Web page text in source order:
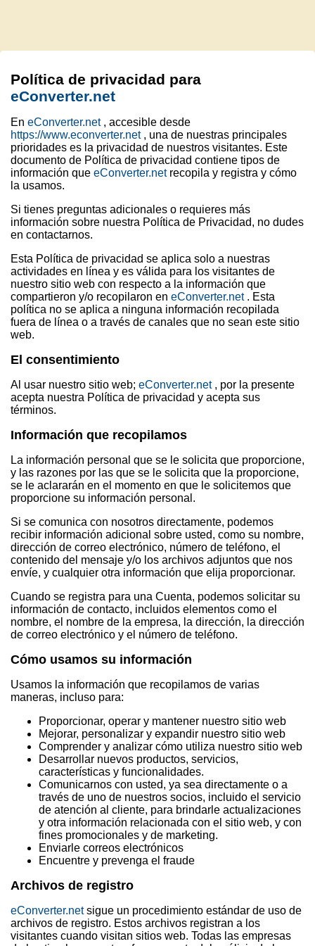
Política de privacidad para
eConverter.net
En eConverter.net, accesible desde
https://www.econverter.net, una de nuestras principales
prioridades es la privacidad de nuestros visitantes. Este
documento de Política de privacidad contiene tipos de
información que eConverter.netrecopila y registra y cómo
la usamos.
Si tienes preguntas adicionales o requieres más
información sobre nuestra Política de Privacidad, no dudes
en contactarnos.
Esta Política de privacidad se aplica solo a nuestras
actividades en línea y es válida para los visitantes de
nuestro sitio web con respecto a la información que
compartieron y/o recopilaron en eConverter.net. Esta
política no se aplica a ninguna información recopilada
fuera de línea o a través de canales que no sean este sitio
web.
El consentimiento
Al usar nuestro sitio web; eConverter.net, por la presente
acepta nuestra Política de privacidad y acepta sus
términos.
Información que recopilamos
La información personal que se le solicita que proporcione,
y las razones por las que se le solicita que la proporcione,
se le aclararán en el momento en que le solicitemos que
proporcione su información personal.
Si se comunica con nosotros directamente, podemos
recibir información adicional sobre usted, como su nombre,
dirección de correo electrónico, número de teléfono, el
contenido del mensaje y/o los archivos adjuntos que nos
envíe, y cualquier otra información que elija proporcionar.
Cuando se registra para una Cuenta, podemos solicitar su
información de contacto, incluidos elementos como el
nombre, el nombre de la empresa, la dirección, la dirección
de correo electrónico y el número de teléfono.
Cómo usamos su información
Usamos la información que recopilamos de varias
maneras, incluso para:
Proporcionar, operar y mantener nuestro sitio web
Mejorar, personalizar y expandir nuestro sitio web
Comprender y analizar cómo utiliza nuestro sitio web
Desarrollar nuevos productos, servicios,
características y funcionalidades.
Comunicarnos con usted, ya sea directamente o a
través de uno de nuestros socios, incluido el servicio
de atención al cliente, para brindarle actualizaciones
y otra información relacionada con el sitio web, y con
fines promocionales y de marketing.
Enviarle correos electrónicos
Encuentre y prevenga el fraude
Archivos de registro
eConverter.netsigue un procedimiento estándar de uso de
archivos de registro. Estos archivos registran a los
visitantes cuando visitan sitios web. Todas las empresas